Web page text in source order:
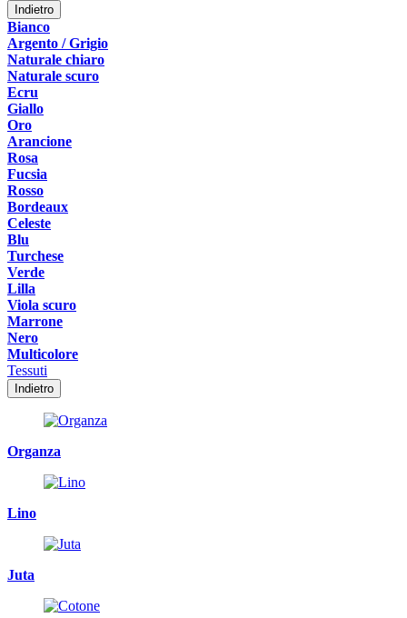
Indietro
Bianco
Argento / Grigio
Naturale chiaro
Naturale scuro
Ecru
Giallo
Oro
Arancione
Rosa
Fucsia
Rosso
Bordeaux
Celeste
Blu
Turchese
Verde
Lilla
Viola scuro
Marrone
Nero
Multicolore
Tessuti
Indietro
Organza
Lino
Juta